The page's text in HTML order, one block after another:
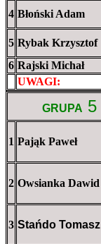
4 Błoński Adam
5 Rybak Krzysztof
6 Rajski Michał
UWAGI:
GRUPA 5
1 Pająk Paweł
2 Owsianka Dawid
3 Stańdo Tomasz